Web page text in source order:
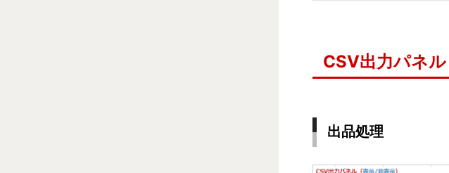
CSV出力パネル
出品処理